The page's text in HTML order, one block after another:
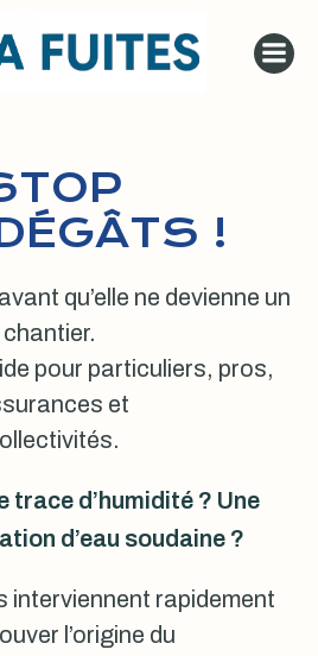
au
contenu
!
qu’elle ne devienne un
chantier.
pour particuliers, pros,
et
trace d’humidité ? Une
d’eau soudaine ?
interviennent rapidement
l’origine du